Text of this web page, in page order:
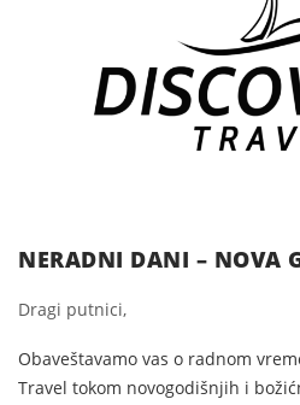
NERADNI DANI – NOVA
Dragi putnici,
Obaveštavamo vas o radnom
Travel tokom novogodišnjih i